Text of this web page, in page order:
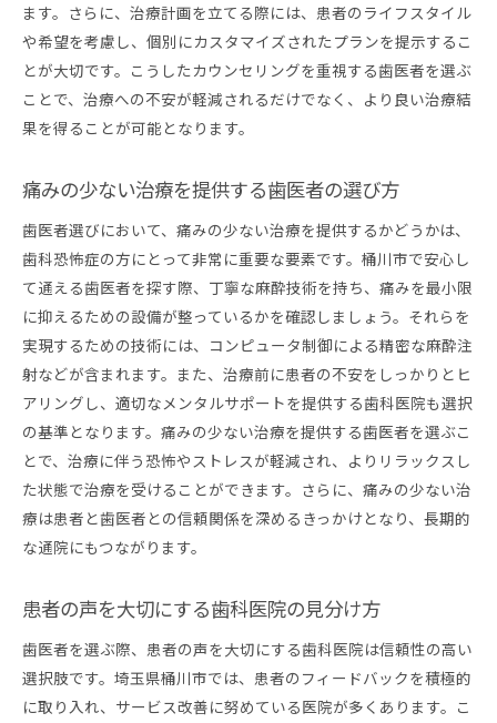
家族で安心して通える歯科医院の選択
自然でリラックスできる院内環境
痛みの少ない治療で歯科恐怖症を解消する桶川市の歯
医者探し
麻酔の進化がもたらす安心感
患者の体験談から学ぶ痛みの少ない治療の実際
桶川市で痛みの少ない治療を提供する歯医者の特
徴
痛みの少ない治療のメリットとデメリット
桶川市で安心して通える歯医者の選び方とその理由
地域に根ざした歯医者の利点
信頼できる歯科医師の見つけ方
予約の取りやすさと通いやすさの重要性
歯科医院の衛生管理基準の確認方法
アフターケアが充実した歯医者の選び方
歯科恐怖症の方必見桶川市のおすすめ歯医者ガイド
実際の患者の声に基づいたおすすめ情報
専門的なカウンセリングを提供する医院
歯科恐怖症克服のための支援プログラム
ます。さらに、治療計画を立てる際には、患者のライフスタイル
や希望を考慮し、個別にカスタマイズされたプランを提示するこ
とが大切です。こうしたカウンセリングを重視する歯医者を選ぶ
ことで、治療への不安が軽減されるだけでなく、より良い治療結
果を得ることが可能となります。
痛みの少ない治療を提供する歯医者の選び方
歯医者選びにおいて、痛みの少ない治療を提供するかどうかは、
歯科恐怖症の方にとって非常に重要な要素です。桶川市で安心し
て通える歯医者を探す際、丁寧な麻酔技術を持ち、痛みを最小限
に抑えるための設備が整っているかを確認しましょう。それらを
実現するための技術には、コンピュータ制御による精密な麻酔注
射などが含まれます。また、治療前に患者の不安をしっかりとヒ
アリングし、適切なメンタルサポートを提供する歯科医院も選択
の基準となります。痛みの少ない治療を提供する歯医者を選ぶこ
とで、治療に伴う恐怖やストレスが軽減され、よりリラックスし
た状態で治療を受けることができます。さらに、痛みの少ない治
療は患者と歯医者との信頼関係を深めるきっかけとなり、長期的
な通院にもつながります。
患者の声を大切にする歯科医院の見分け方
歯医者を選ぶ際、患者の声を大切にする歯科医院は信頼性の高い
選択肢です。埼玉県桶川市では、患者のフィードバックを積極的
に取り入れ、サービス改善に努めている医院が多くあります。こ